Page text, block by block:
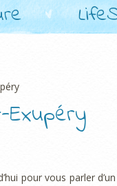
Exupéry
pour vous parler